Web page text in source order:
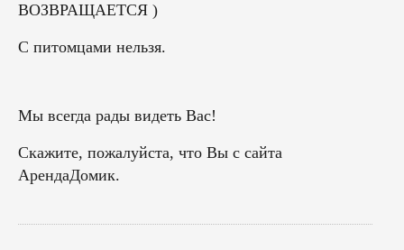
ВОЗВРАЩАЕТСЯ )
С питомцами нельзя.
Мы всегда рады видеть Вас!
Скажите, пожалуйста, что Вы с сайта
АрендаДомик.